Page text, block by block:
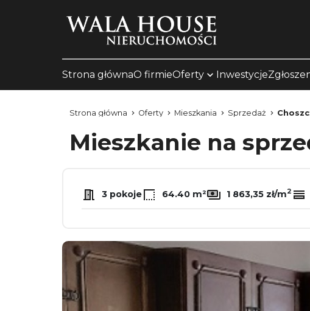
Strona głównaO firmieOferty Inwestycje
Strona główna Oferty Mieszkania Sprzedaż
Mieszkanie na
3 pokoje 64.40 m² 1 863,35 zł/m2